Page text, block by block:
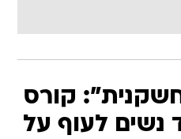
קורס
נשים לעוף על